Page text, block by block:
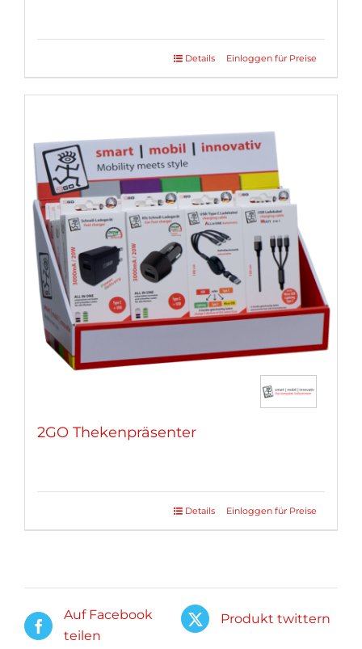
Einloggen für Preise
Details
2GO Thekenpräsenter
Einloggen für Preise
Details
Auf Facebook
teilen
Produkt twittern